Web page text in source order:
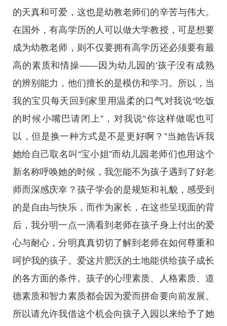
的天真和可爱，这也是幼教老师们的辛苦与伟大。
在国外，有高学历的人可以做大学教授，可是想要
成为幼教老师，则不仅要拥有高学历还必须要有最
高的素质和情操——因为幼儿园的'孩子没有成熟
的辨别能力，他们擅长的是模仿和学习。所以，当
我的宝贝每天回到家里用温柔的口气对我说“吃饭
的时候小嘴巴请闭上”，对我说“你这样做呢也可
以，但是换一种方式是不是更好啊？”当她告诉我
她给自己取名叫“宝小姐”而幼儿园老师们也用这个
新名称呼唤她的时候，我怎能不为孩子遇到了好老
师而深感庆幸？孩子学会的是规矩和礼貌，感受到
的是自由与快乐，而作为家长，在这些呈现面的背
后，我分明一点一滴看到老师在孩子身上付出的爱
心与耐心，分明真真切切了解到老师在如何尊重和
呵护我的孩子。爱这片肥沃的土地能供给孩子成长
的各方面的条件。孩子的心理素质、人格素质、道
德素质和智力素质都会因为爱而拼命要向前发展。
所以请允许我借这个机会向孩子入园以来给予了她